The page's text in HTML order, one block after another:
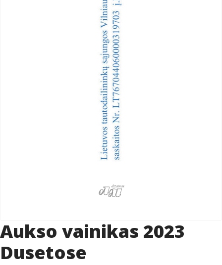
Aukso vainikas 2023
Dusetose